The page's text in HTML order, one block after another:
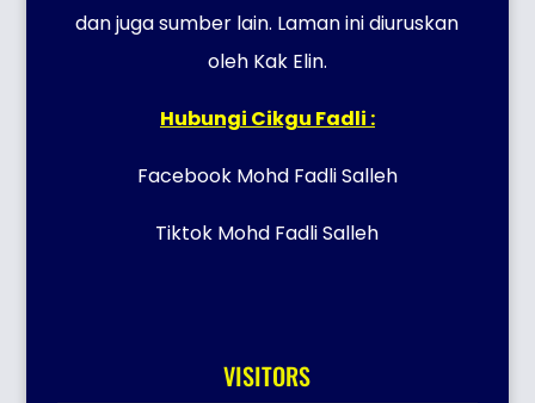
dan juga sumber lain. Laman ini diuruskan
oleh Kak Elin.
Hubungi Cikgu Fadli :
Facebook Mohd Fadli Salleh
Tiktok Mohd Fadli Salleh
VISITORS